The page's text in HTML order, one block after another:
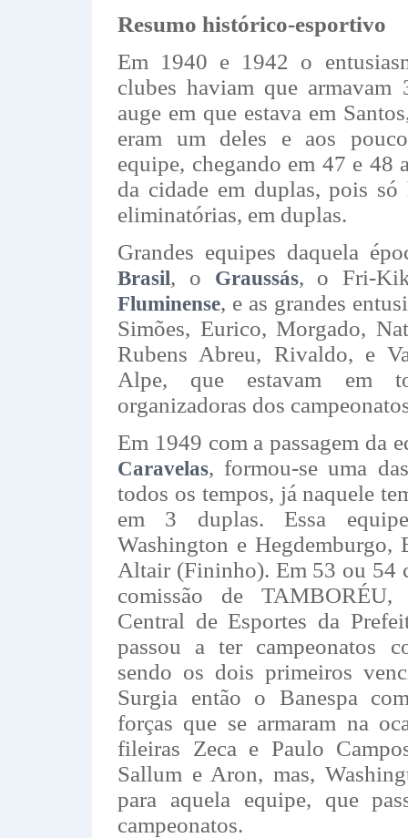
Resumo histórico-esportivo
Em 1940 e 1942 o
clubes haviam que armavam
auge em que estava em
eram um deles e aos
equipe, chegando em 47 e 48
da cidade em duplas, pois só
eliminatórias, em duplas.
Grandes equipes daquela
Brasil, o Graussás, o Fri-
Fluminense, e as grandes
Simões, Eurico, Morgado,
Rubens Abreu, Rivaldo, e
Alpe, que estavam em
organizadoras dos
Em 1949 com a passagem da
Caravelas, formou-se uma
todos os tempos, já naquele
em 3 duplas. Essa
Washington e
Altair (Fininho). Em 53 ou 54
comissão de
Central de Esportes da
passou a ter campeonatos
sendo os dois primeiros
Surgia então o Banespa
forças que se armaram na
fileiras Zeca e Paulo
Sallum e Aron, mas,
para aquela equipe, que
campeonatos.